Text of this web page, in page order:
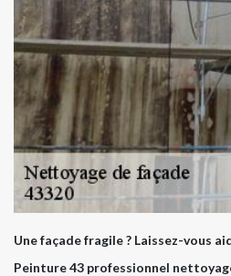
Une façade fragile ? Laissez-vous
Peinture 43 professionnel